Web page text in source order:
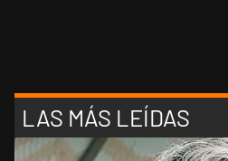
LAS MÁS LEÍDAS